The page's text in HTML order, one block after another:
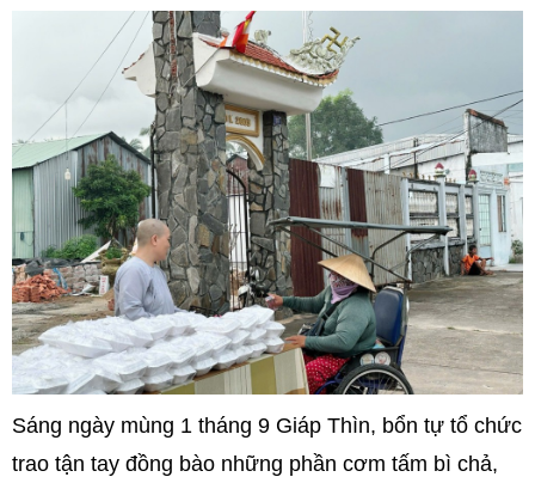
Sáng ngày mùng 1 tháng 9 Giáp Thìn, bổn tự tổ chức
trao tận tay đồng bào những phần cơm tấm bì chả,